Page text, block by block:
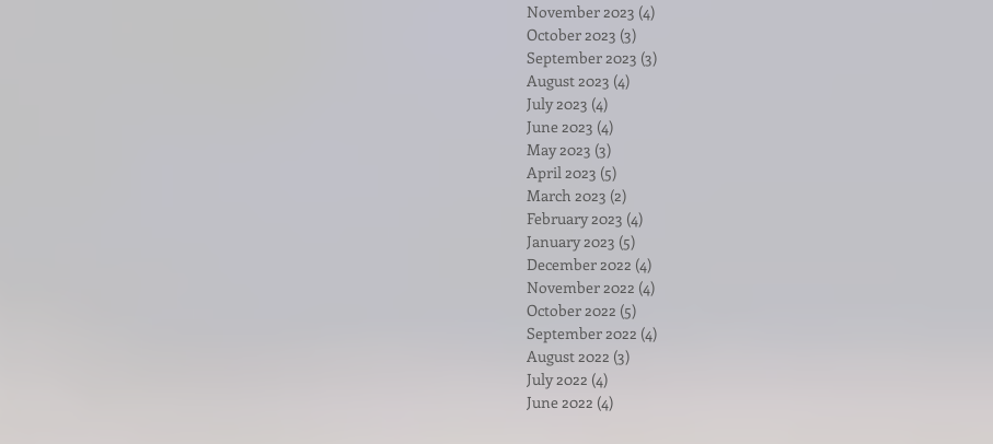
November 2023 (4)
October 2023 (3)
September 2023 (3)
August 2023 (4)
July 2023 (4)
June 2023 (4)
May 2023 (3)
April 2023 (5)
March 2023 (2)
February 2023 (4)
January 2023 (5)
December 2022 (4)
November 2022 (4)
October 2022 (5)
September 2022 (4)
August 2022 (3)
July 2022 (4)
June 2022 (4)